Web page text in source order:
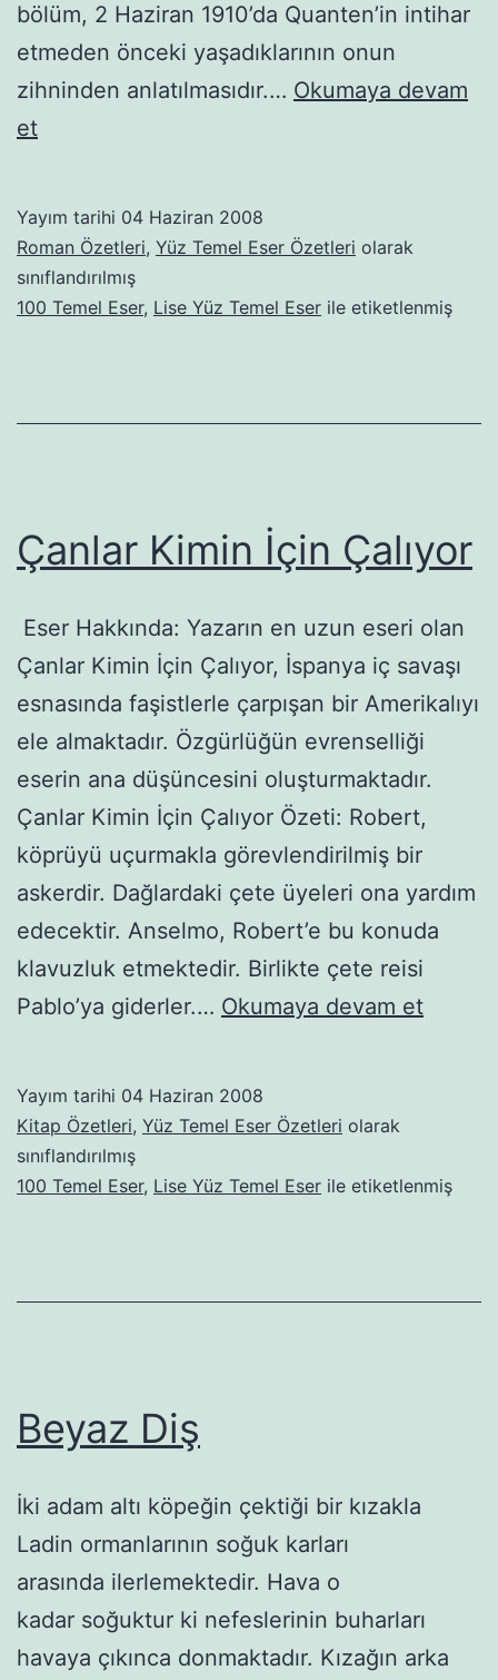
bölüm, 2 Haziran 1910’da Quanten’in intihar
etmeden önceki yaşadıklarının onun
zihninden anlatılmasıdır.… Okumaya devam
etSes
Yayım tarihi 04 Haziran 2008
Roman Özetleri, Yüz Temel Eser Özetleri olarak
sınıflandırılmış
100 Temel Eser, Lise Yüz Temel Eser ile etiketlenmiş
Çanlar Kimin İçin Çalıyor
Eser Hakkında: Yazarın en uzun eseri olan
Çanlar Kimin İçin Çalıyor, İspanya iç savaşı
esnasında faşistlerle çarpışan bir Amerikalıyı
ele almaktadır. Özgürlüğün evrenselliği
eserin ana düşüncesini oluşturmaktadır.
Çanlar Kimin İçin Çalıyor Özeti: Robert,
köprüyü uçurmakla görevlendirilmiş bir
askerdir. Dağlardaki çete üyeleri ona yardım
edecektir. Anselmo, Robert’e bu konuda
klavuzluk etmektedir. Birlikte çete reisi
Pablo’ya giderler.… Okumaya devam etÇanlar
Yayım tarihi 04 Haziran 2008
Kitap Özetleri, Yüz Temel Eser Özetleri olarak
sınıflandırılmış
100 Temel Eser, Lise Yüz Temel Eser ile etiketlenmiş
Beyaz Diş
İki adam altı köpeğin çektiği bir kızakla
Ladin ormanlarının soğuk karları
arasında ilerlemektedir. Hava o
kadar soğuk­tur ki nefeslerinin buharları
havaya çıkınca donmaktadır. Kızağın ar­ka